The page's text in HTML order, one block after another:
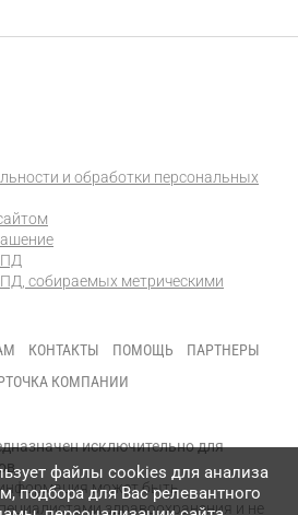
и обработки персональных
ПД
собираемых метрическими
КОНТАКТЫ ПОМОЩЬ
ПАРТНЕРЫ
КОМПАНИИ
исключительно для
может быть
здравоохранения и не
файлы сookies для анализа
подбора для Вас релевантного